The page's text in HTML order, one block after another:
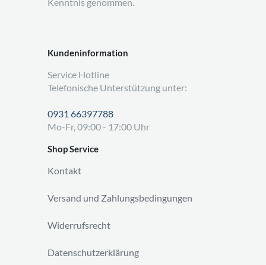
Kundeninformation
Service Hotline
Telefonische Unterstützung unter:
0931 66397788
Mo-Fr, 09:00 - 17:00 Uhr
Shop Service
Kontakt
Versand und Zahlungsbedingungen
Widerrufsrecht
Datenschutzerklärung